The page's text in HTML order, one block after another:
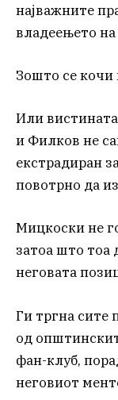
најважните
владеењето
Зошто се кочи
Или
и Филков не
екстрадиран
повотрно да
Мицкоски не
затоа што тоа
неговата
Ги тргна сите
од
фан-клуб,
неговиот